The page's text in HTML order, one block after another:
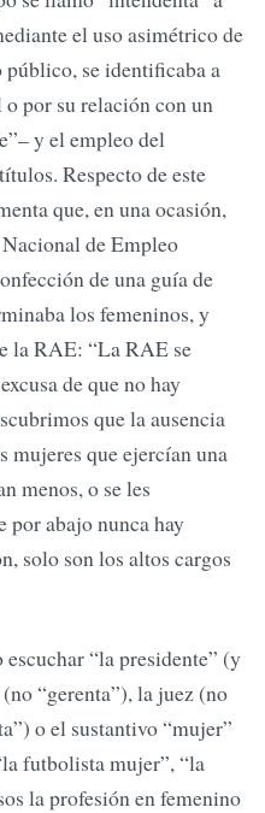
el uso asimétrico de
se identificaba a
por su relación con un
y el empleo del
Respecto de este
que, en una ocasión,
de Empleo
de una guía de
los femeninos, y
la RAE: “La RAE se
de que no hay
que la ausencia
mujeres que ejercían una
menos, o se les
por abajo nunca hay
solo son los altos cargos
“la presidente” (y
“gerenta”), la juez (no
o el sustantivo “mujer”
futbolista mujer”, “la
la profesión en femenino